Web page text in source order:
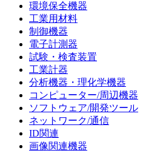
環境保全機器
工業用材料
制御機器
電子計測器
試験・検査装置
工業計器
分析機器・理化学機器
コンピューター/周辺機器
ソフトウェア/開発ツール
ネットワーク/通信
ID関連
画像関連機器